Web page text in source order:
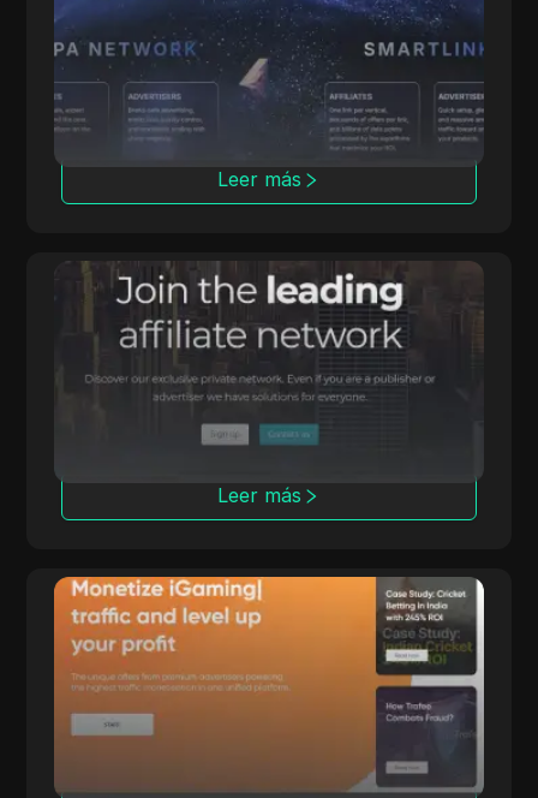
ClickDealer mejora el ROI de las campañas a
través de múltiples verticales, incluyendo
comercio electrónico y salud.
Leer más
Affmine
Affmine se centra en campañas de alta
conversión con soluciones basadas en análisis
y muros de ofertas.
Leer más
Trafee
Trafee ofrece a los afiliados ingresos a través
de modelos CPC, CPS, CPL y Revshare con
opciones de Smartlink.